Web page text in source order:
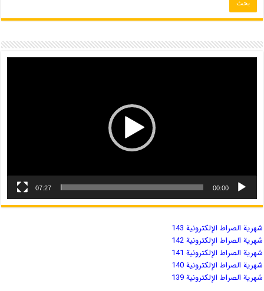
00:00
07:27
شهریة الصراط الإلكترونية 143
شهریة الصراط الإلكترونية 142
شهریة الصراط الإلكترونية 141
شهریة الصراط الإلكترونية 140
شهریة الصراط الإلكترونية 139